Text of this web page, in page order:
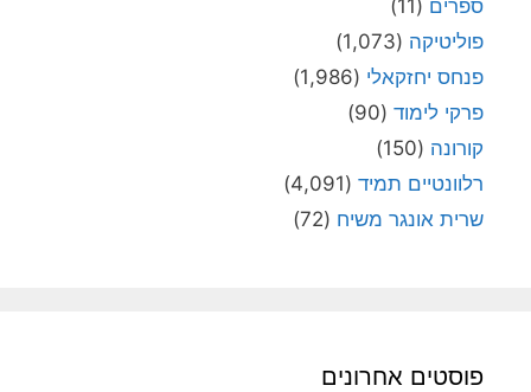
ספרים (11)
פוליטיקה (1,073)
פנחס יחזקאלי (1,986)
פרקי לימוד (90)
קורונה (150)
רלוונטיים תמיד (4,091)
שרית אונגר משיח (72)
פוסטים אחרונים